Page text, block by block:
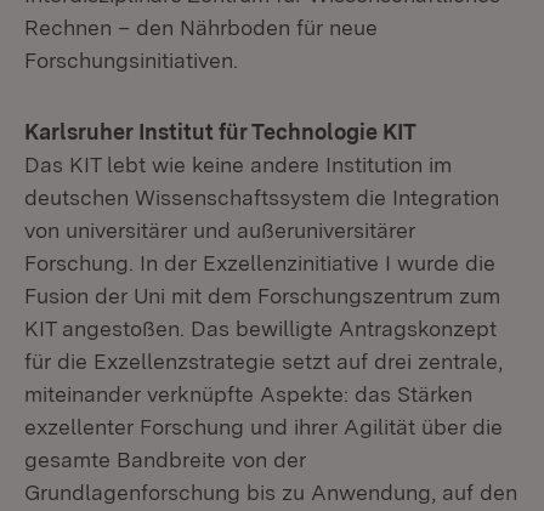
Rechnen – den Nährboden für neue
Forschungsinitiativen.
Karlsruher Institut für Technologie KIT
Das KIT lebt wie keine andere Institution im
deutschen Wissenschaftssystem die Integration
von universitärer und außeruniversitärer
Forschung. In der Exzellenzinitiative I wurde die
Fusion der Uni mit dem Forschungszentrum zum
KIT angestoßen. Das bewilligte Antragskonzept
für die Exzellenzstrategie setzt auf drei zentrale,
miteinander verknüpfte Aspekte: das Stärken
exzellenter Forschung und ihrer Agilität über die
gesamte Bandbreite von der
Grundlagenforschung bis zu Anwendung, auf den